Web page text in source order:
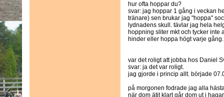
hur ofta hoppar du?
svar: jag hoppar 1 gång i veckan
tränare) sen brukar jag "hoppa"
lydnadens skull. tävlar jag hela
hoppning sliter mkt och tycker inte
hinder eller hoppa högt varje gång.
var det roligt att jobba hos Daniel
svar: ja det var roligt.
jag gjorde i princip allt. började
på morgonen fodrade jag alla
när dom ätit klart går dom ut i